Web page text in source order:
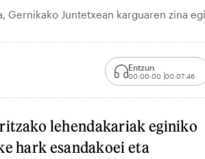
Gernikako Juntetxean karguaren zina
Entzun
00:00:00 00:07:46
lehendakariak eginiko
hark esandakoei eta